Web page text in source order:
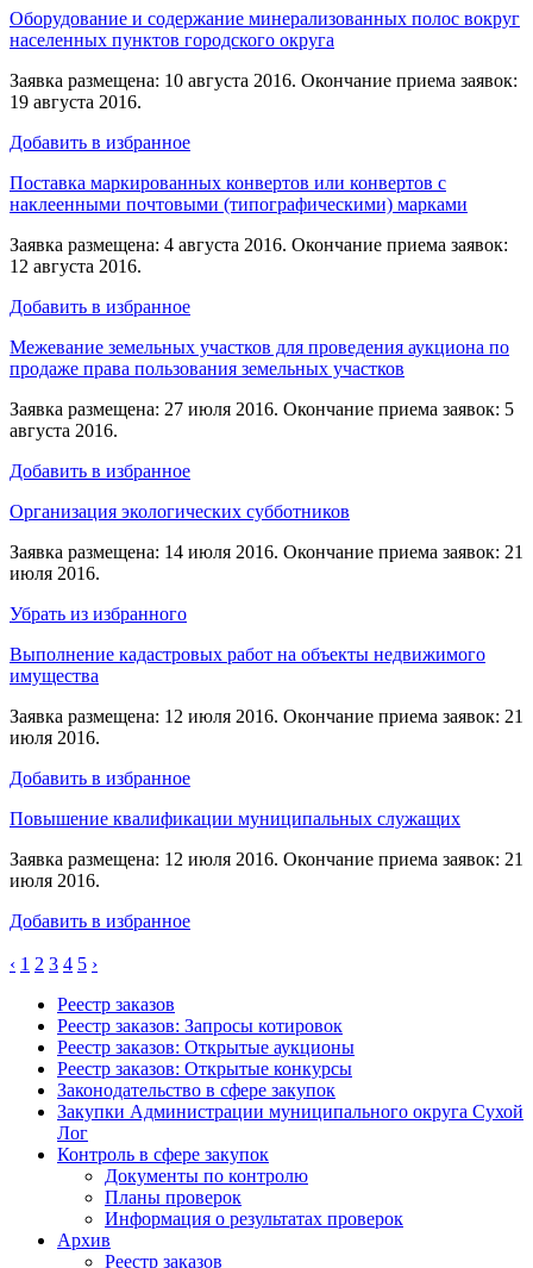
Оборудование и содержание минерализованных полос вокруг
населенных пунктов городского округа
Заявка размещена: 10 августа 2016. Окончание приема заявок:
19 августа 2016.
Добавить в избранное
Поставка маркированных конвертов или конвертов с
наклеенными почтовыми (типографическими) марками
Заявка размещена: 4 августа 2016. Окончание приема заявок:
12 августа 2016.
Добавить в избранное
Межевание земельных участков для проведения аукциона по
продаже права пользования земельных участков
Заявка размещена: 27 июля 2016. Окончание приема заявок: 5
августа 2016.
Добавить в избранное
Организация экологических субботников
Заявка размещена: 14 июля 2016. Окончание приема заявок: 21
июля 2016.
Убрать из избранного
Выполнение кадастровых работ на объекты недвижимого
имущества
Заявка размещена: 12 июля 2016. Окончание приема заявок: 21
июля 2016.
Добавить в избранное
Повышение квалификации муниципальных служащих
Заявка размещена: 12 июля 2016. Окончание приема заявок: 21
июля 2016.
Добавить в избранное
‹ 1 2 3 4 5 ›
Реестр заказов
Реестр заказов: Запросы котировок
Реестр заказов: Открытые аукционы
Реестр заказов: Открытые конкурсы
Законодательство в сфере закупок
Закупки Администрации муниципального округа Сухой
Лог
Контроль в сфере закупок
Документы по контролю
Планы проверок
Информация о результатах проверок
Архив
Реестр заказов